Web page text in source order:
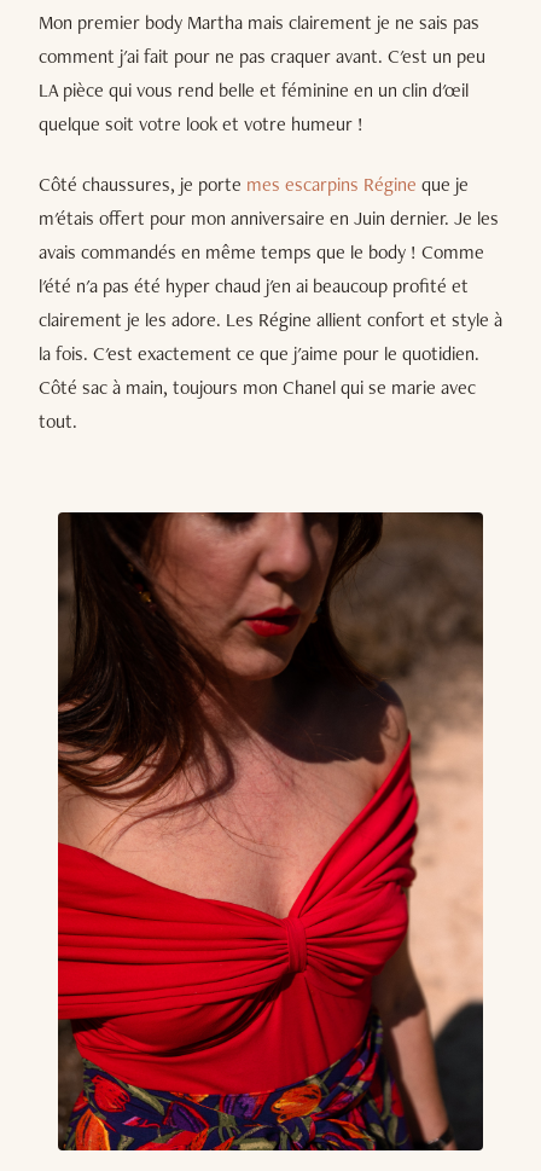
Mon premier body Martha mais clairement je ne sais pas
comment j'ai fait pour ne pas craquer avant. C'est un peu
LA pièce qui vous rend belle et féminine en un clin d'œil
quelque soit votre look et votre humeur !
Côté chaussures, je porte mes escarpins Régine que je
m'étais offert pour mon anniversaire en Juin dernier. Je les
avais commandés en même temps que le body ! Comme
l'été n'a pas été hyper chaud j'en ai beaucoup profité et
clairement je les adore. Les Régine allient confort et style à
la fois. C'est exactement ce que j'aime pour le quotidien.
Côté sac à main, toujours mon Chanel qui se marie avec
tout.